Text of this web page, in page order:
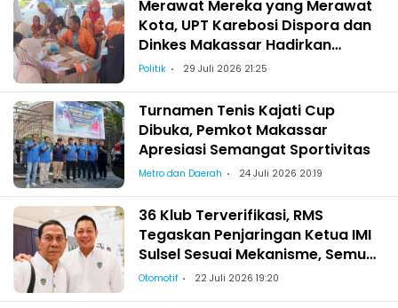
Merawat Mereka yang Merawat
Kota, UPT Karebosi Dispora dan
Dinkes Makassar Hadirkan
Pemeriksaan Kesehatan bagi
Politik 29 Juli 2026 21:25
Turnamen Tenis Kajati Cup
Dibuka, Pemkot Makassar
Apresiasi Semangat Sportivitas
Metro dan Daerah 24 Juli 2026 20:19
36 Klub Terverifikasi, RMS
Tegaskan Penjaringan Ketua IMI
Sulsel Sesuai Mekanisme, Semua
Berhak Maju!
Otomotif 22 Juli 2026 19:20